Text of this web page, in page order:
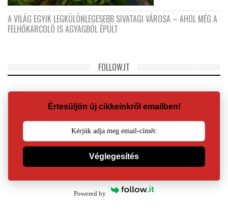
A VILÁG EGYIK LEGKÜLÖNLEGESEBB SIVATAGI VÁROSA – AHOL MÉG A
FELHŐKARCOLÓ IS AGYAGBÓL ÉPÜLT
FOLLOW.IT
Értesüljön új cikkeinkről emailben!
Véglegesítés
Powered by